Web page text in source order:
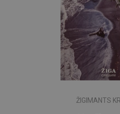
ŽIGIMANTS